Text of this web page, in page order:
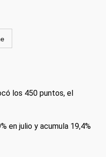
los 450 puntos, el
en julio y acumula 19,4%